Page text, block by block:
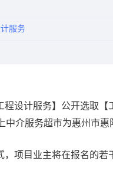
服务
程设计服务】公开选取【
中介服务超市为惠州市
，项目业主将在报名的